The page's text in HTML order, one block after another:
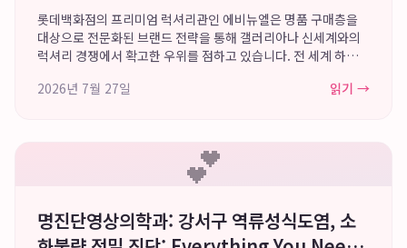
롯데백화점의 프리미엄 럭셔리관인 에비뉴엘은 명품 구매층을
대상으로 전문화된 브랜드 전략을 통해 갤러리아나 신세계와의
럭셔리 경쟁에서 확고한 우위를 점하고 있습니다. 전 세계 하이엔
인 쇼핑 환경과 VIP 고객을 위한 차별화...
2026년 7월 27일 읽기 →
💕
명진단영상의학과: 강서구 역류성식도염, 소